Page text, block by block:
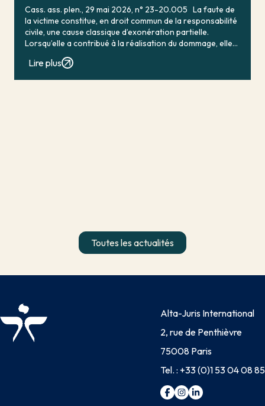
Cass. ass. plen., 29 mai 2026, n° 23-20.005 La faute de
la victime constitue, en droit commun de la responsabilité
civile, une cause classique d’exonération partielle.
Lorsqu’elle a contribué à la réalisation du dommage, elle
conduit en principe à […]
Lire plus
Toutes les actualités
Alta-Juris International
2, rue de Penthièvre
75008 Paris
Tel. : +33 (0)1 53 04 08 85